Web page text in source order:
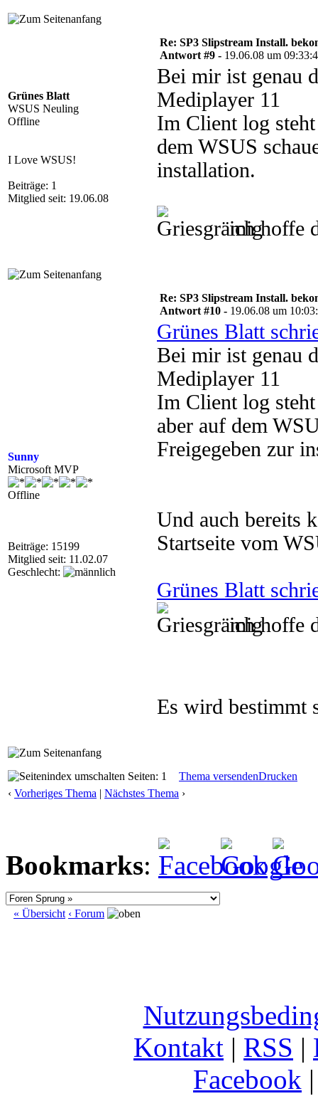
Grünes Blatt
WSUS Neuling
Offline
I Love WSUS!
Beiträge: 1
Mitglied seit: 19.06.08
Re: SP3 Slipstream Install.
Antwort #9 - 19.06.08 um
Bei mir ist genau
Mediplayer 11
Im Client log
dem WSUS
installation.
ich hoffe
Sunny
Microsoft MVP
Offline
Beiträge: 15199
Mitglied seit: 11.02.07
Geschlecht:
Re: SP3 Slipstream Install.
Antwort #10 - 19.06.08 um
Grünes Blatt
Bei mir ist genau
Mediplayer 11
Im Client log
aber auf dem
Freigegeben zur
Und auch bereits
Startseite vom
Grünes Blatt
ich hoffe
Es wird bestimmt
Seiten: 1 Thema versendenDrucken
‹ Vorheriges Thema | Nächstes Thema ›
Bookmarks:
« Übersicht ‹ Forum
Kontakt | RSS |
Facebook